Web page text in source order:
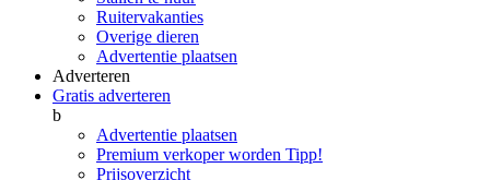
Ruitervakanties
Overige dieren
Advertentie plaatsen
Adverteren
Gratis adverteren
b
Advertentie plaatsen
Premium verkoper worden Tipp!
Prijsoverzicht